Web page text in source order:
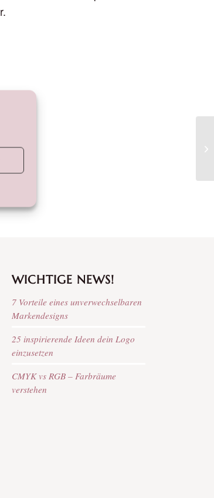
WICHTIGE NEWS!
7 Vorteile eines unverwechselbaren
Markendesigns
25 inspirierende Ideen dein Logo
einzusetzen
CMYK vs RGB – Farbräume
verstehen